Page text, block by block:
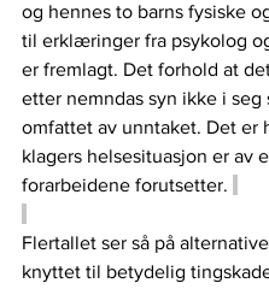
og hennes to barns fysiske
til erklæringer fra psykolog
er fremlagt. Det forhold at
etter nemndas syn ikke i
omfattet av unntaket. Det er
klagers helsesituasjon er av
forarbeidene forutsetter.
Flertallet ser så på
knyttet til betydelig